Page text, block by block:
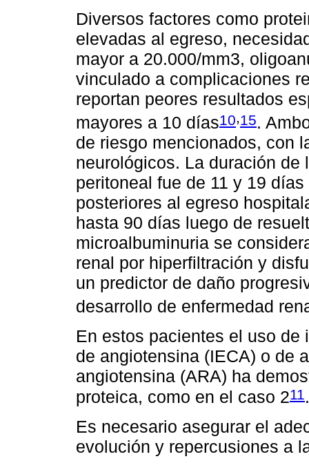
Diversos factores como
elevadas al egreso,
mayor a 20.000/mm3,
vinculado a complicaciones
reportan peores resultados
mayores a 10 días10,15.
de riesgo mencionados, con
neurológicos. La duración
peritoneal fue de 11 y 19
posteriores al egreso
hasta 90 días luego de
microalbuminuria se
renal por hiperfiltración y
un predictor de daño
desarrollo de enfermedad
En estos pacientes el uso
de angiotensina (IECA) o de
angiotensina (ARA) ha
proteica, como en el caso 211.
Es necesario asegurar el
evolución y repercusiones a